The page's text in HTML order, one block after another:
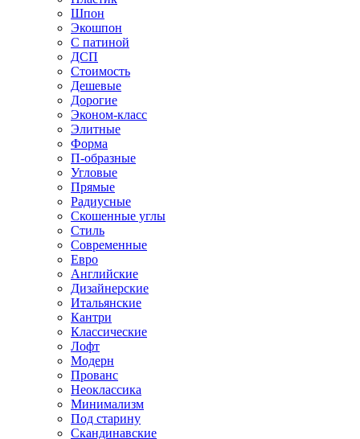
Шпон
Экошпон
С патиной
ДСП
Стоимость
Дешевые
Дорогие
Эконом-класс
Элитные
Форма
П-образные
Угловые
Прямые
Радиусные
Скошенные углы
Стиль
Современные
Евро
Английские
Дизайнерские
Итальянские
Кантри
Классические
Лофт
Модерн
Прованс
Неоклассика
Минимализм
Под старину
Скандинавские